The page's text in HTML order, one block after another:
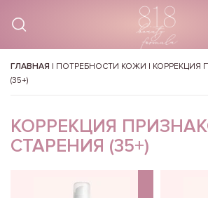
ГЛАВНАЯ | ПОТРЕБНОСТИ КОЖИ | КОРРЕКЦИЯ
(35+)
КОРРЕКЦИЯ
СТАРЕНИЯ (35+)